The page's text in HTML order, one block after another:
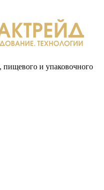
пищевого и упаковочного